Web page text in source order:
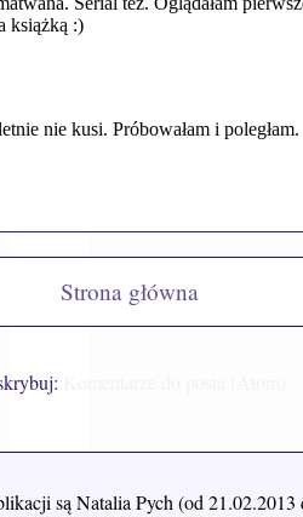
Strona główna
są Natalia Pych (od